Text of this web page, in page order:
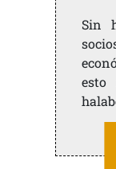
Sin
esto